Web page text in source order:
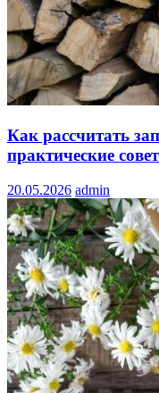
Как рассчитать
практические
20.05.2026 admin